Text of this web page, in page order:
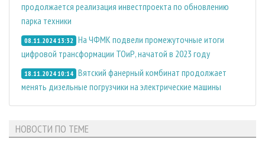
продолжается реализация инвестпроекта по обновлению
парка техники
08.11.2024 13:32 На ЧФМК подвели промежуточные итоги
цифровой трансформации ТОиР, начатой в 2023 году
18.11.2024 10:14 Вятский фанерный комбинат продолжает
менять дизельные погрузчики на электрические машины
НОВОСТИ ПО ТЕМЕ